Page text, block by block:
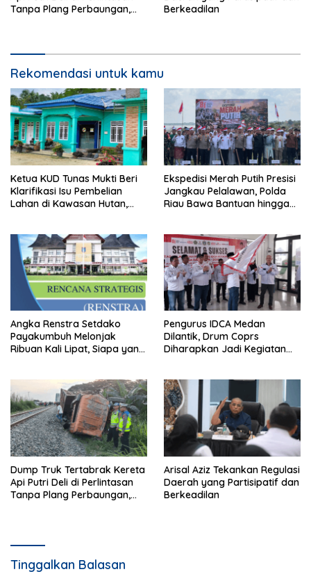
Tanpa Plang Perbaungan,
Berkeadilan
Rekomendasi untuk kamu
Ketua KUD Tunas Mukti Beri
Klarifikasi Isu Pembelian
Lahan di Kawasan Hutan,
Ekspedisi Merah Putih Presisi
Jangkau Pelalawan, Polda
Riau Bawa Bantuan hingga
Angka Renstra Setdako
Payakumbuh Melonjak
Ribuan Kali Lipat, Siapa yang
Pengurus IDCA Medan
Dilantik, Drum Coprs
Diharapkan Jadi Kegiatan
Dump Truk Tertabrak Kereta
Api Putri Deli di Perlintasan
Tanpa Plang Perbaungan,
Arisal Aziz Tekankan Regulasi
Daerah yang Partisipatif dan
Berkeadilan
Tinggalkan Balasan